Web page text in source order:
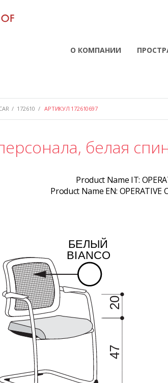
О КОМПАНИИ
/ 172610 / АРТИКУЛ 172610697
белая
Product Name IT:
Product Name EN: OPERATIVE